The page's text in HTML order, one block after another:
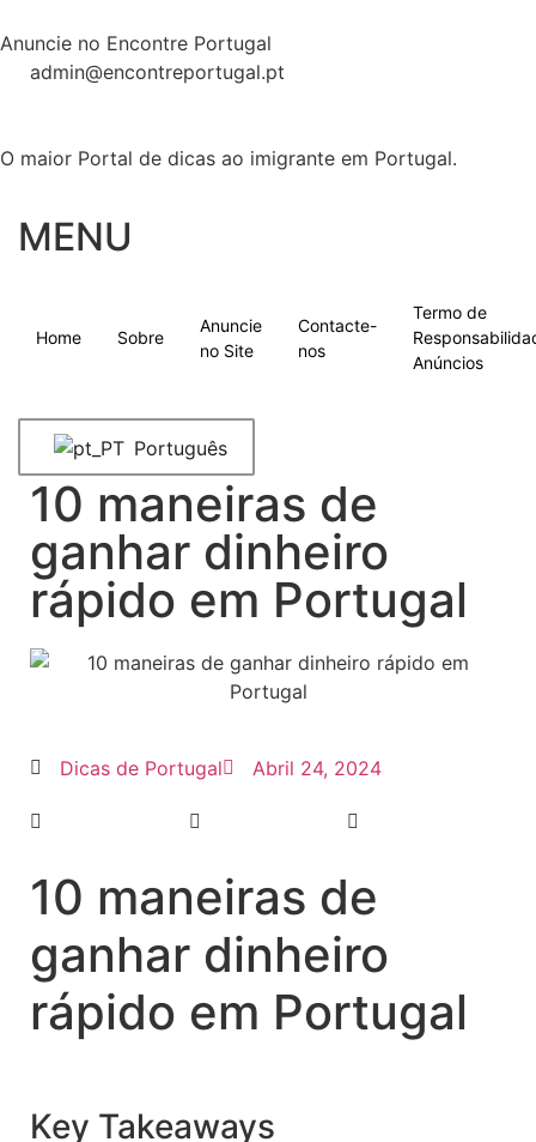
Anuncie no Encontre Portugal
admin@encontreportugal.pt
O maior Portal de dicas ao imigrante em Portugal.
MENU
Home Sobre
Anuncie
no Site
Contacte-
nos
Termo de
Anúncios
Português
10 maneiras de
ganhar dinheiro
rápido em Portugal
Dicas de Portugal Abril 24, 2024
10 maneiras de
ganhar dinheiro
rápido em Portugal
Key Takeaways